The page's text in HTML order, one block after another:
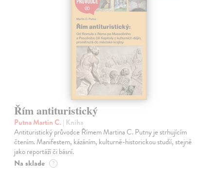
Řím antituristický
Putna Martin C. | Kniha
Antituristický průvodce Římem Martina C. Putny je strhujícím
čtením. Manifestem, kázáním, kulturně-historickou studií, stejně
jako reportáží či básní.
Na sklade ?